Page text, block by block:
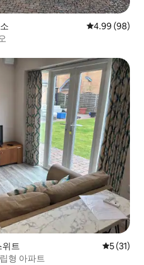
평점 4.99점(5
4.99 (98)
트 평점 5점
5 (31)
형 아파트